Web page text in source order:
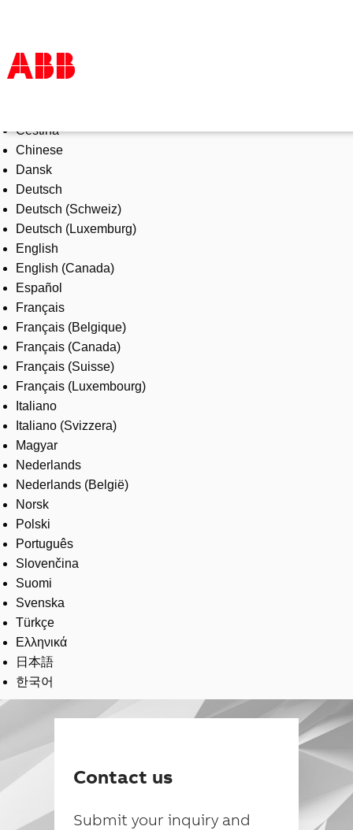
Products & Solutions
Industries
Services
About us
Where to buy
Contact us
Careers
Čeština
Chinese
Dansk
Deutsch
Deutsch (Schweiz)
Deutsch (Luxemburg)
English
English (Canada)
Español
Français
Français (Belgique)
Français (Canada)
Français (Suisse)
Français (Luxembourg)
Italiano
Italiano (Svizzera)
Magyar
Nederlands
Nederlands (België)
Norsk
Polski
Português
Slovenčina
Suomi
Svenska
Türkçe
Ελληνικά
日本語
한국어
Contact us
Submit your inquiry and